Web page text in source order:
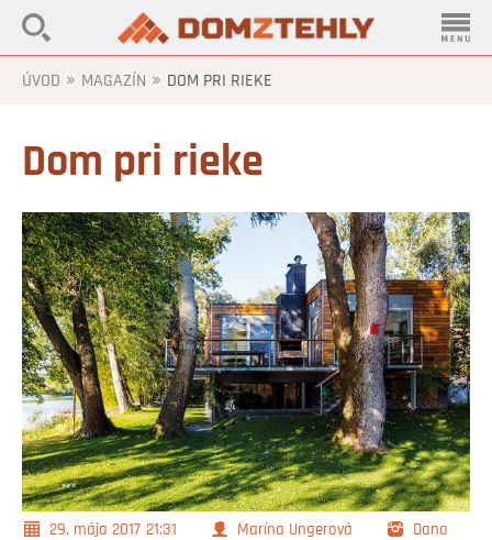
ÚVOD » MAGAZÍN » DOM PRI RIEKE
Dom pri rieke
29. mája 2017 21:31 Marína Ungerová
Dano